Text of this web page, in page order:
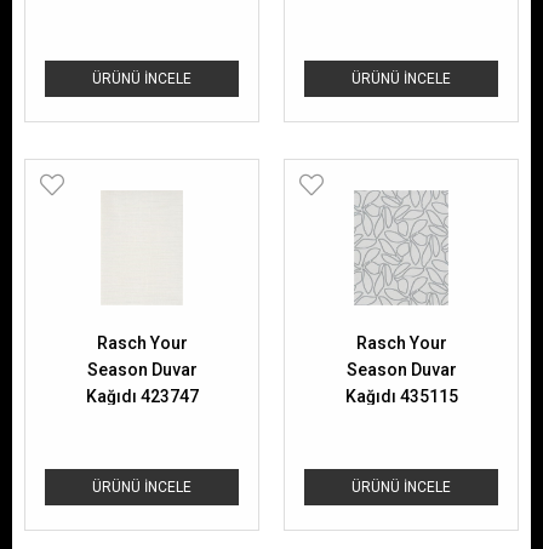
ÜRÜNÜ İNCELE ÜRÜNÜ İNCELE
ÜRÜNÜ İNCELE
Rasch Your
Season Duvar
Kağıdı 423747
ÜRÜNÜ İNCELE
Rasch Your
Season Duvar
Kağıdı 435115